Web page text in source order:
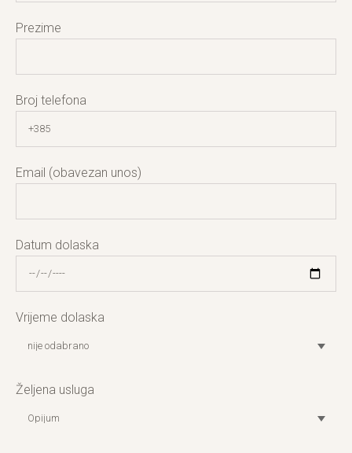
Prezime
Broj telefona
Email (obavezan unos)
Datum dolaska
Vrijeme dolaska
Željena usluga